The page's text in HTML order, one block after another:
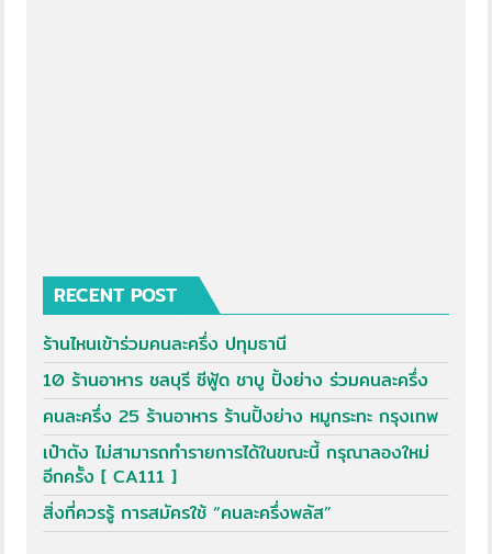
RECENT POST
ร้านไหนเข้าร่วมคนละครึ่ง ปทุมธานี
10 ร้านอาหาร ชลบุรี ซีฟู้ด ชาบู ปิ้งย่าง ร่วมคนละครึ่ง
คนละครึ่ง 25 ร้านอาหาร ร้านปิ้งย่าง หมูกระทะ กรุงเทพ
เป๋าตัง ไม่สามารถทำรายการได้ในขณะนี้ กรุณาลองใหม่
อีกครั้ง [ CA111 ]
สิ่งที่ควรรู้ การสมัครใช้ “คนละครึ่งพลัส”